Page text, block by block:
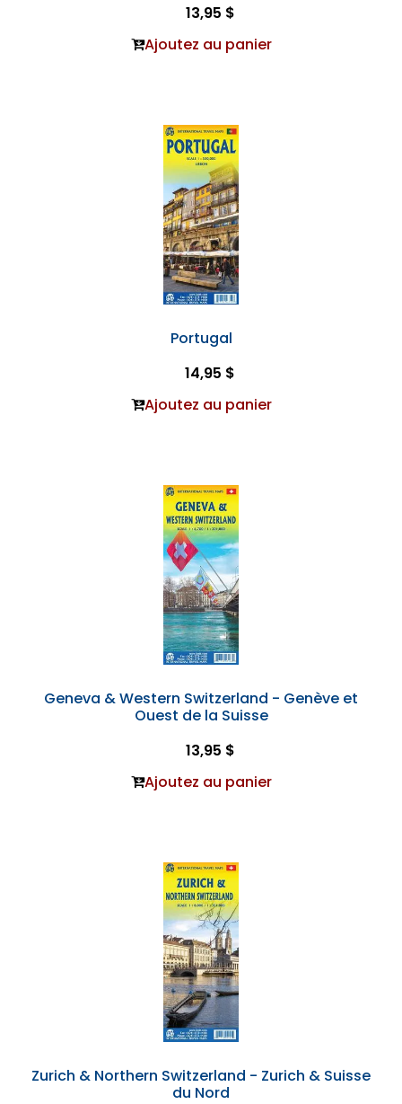
13,95 $
Ajoutez au panier
Portugal
14,95 $
Ajoutez au panier
Geneva & Western Switzerland - Genève et
Ouest de la Suisse
13,95 $
Ajoutez au panier
Zurich & Northern Switzerland - Zurich & Suisse
du Nord